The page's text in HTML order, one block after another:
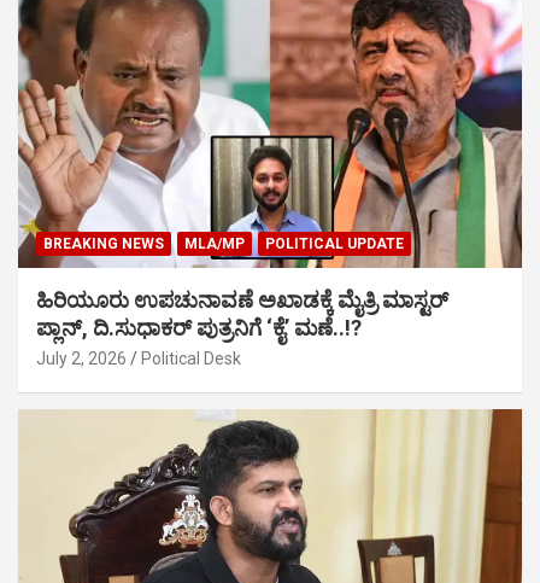
BREAKING NEWS MLA/MP POLITICAL UPDATE
ಹಿರಿಯೂರು ಉಪಚುನಾವಣೆ ಅಖಾಡಕ್ಕೆ ಮೈತ್ರಿ ಮಾಸ್ಟರ್
ಪ್ಲಾನ್, ದಿ.ಸುಧಾಕರ್ ಪುತ್ರನಿಗೆ ‘ಕೈ’ ಮಣೆ..!?
July 2, 2026 Political Desk